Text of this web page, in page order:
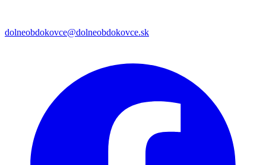
dolneobdokovce@dolneobdokovce.sk